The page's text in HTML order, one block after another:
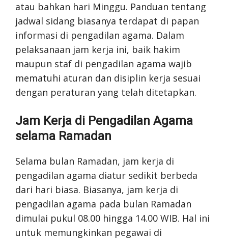
atau bahkan hari Minggu. Panduan tentang
jadwal sidang biasanya terdapat di papan
informasi di pengadilan agama. Dalam
pelaksanaan jam kerja ini, baik hakim
maupun staf di pengadilan agama wajib
mematuhi aturan dan disiplin kerja sesuai
dengan peraturan yang telah ditetapkan.
Jam Kerja di Pengadilan Agama
selama Ramadan
Selama bulan Ramadan, jam kerja di
pengadilan agama diatur sedikit berbeda
dari hari biasa. Biasanya, jam kerja di
pengadilan agama pada bulan Ramadan
dimulai pukul 08.00 hingga 14.00 WIB. Hal ini
untuk memungkinkan pegawai di